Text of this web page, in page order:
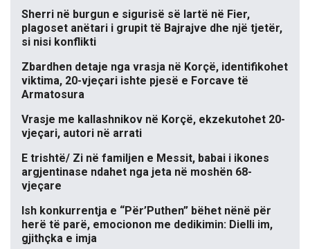
Sherri në burgun e sigurisë së lartë në Fier,
plagoset anëtari i grupit të Bajrajve dhe një tjetër,
si nisi konflikti
Zbardhen detaje nga vrasja në Korçë, identifikohet
viktima, 20-vjeçari ishte pjesë e Forcave të
Armatosura
Vrasje me kallashnikov në Korçë, ekzekutohet 20-
vjeçari, autori në arrati
E trishtë/ Zi në familjen e Messit, babai i ikones
argjentinase ndahet nga jeta në moshën 68-
vjeçare
Ish konkurrentja e “Për’Puthen” bëhet nënë për
herë të parë, emocionon me dedikimin: Dielli im,
gjithçka e imja